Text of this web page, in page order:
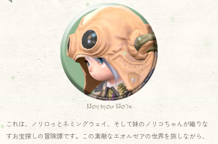
Norirow Note
これは、ノリロゥとネミングウェイ、そして妹のノリコちゃんが織りな
すお宝探しの冒険譚です。この素敵なエオルゼアの世界を旅しながら、